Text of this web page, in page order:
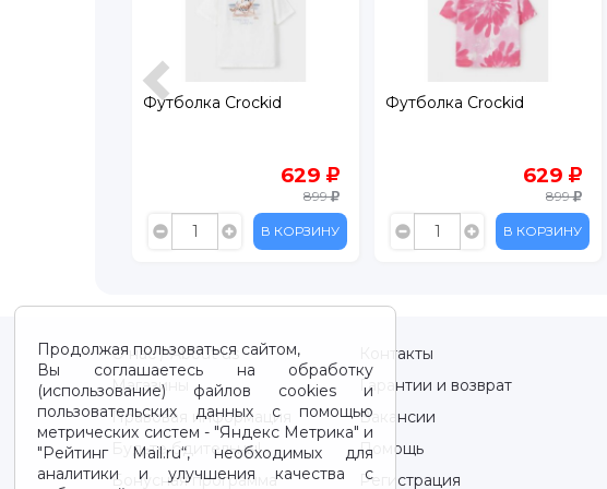
Футболка Crockid
629
899
В КОРЗИНУ
Футболка Crockid
629
899
В КОРЗИНУ
Продолжая пользоваться сайтом,
Вы соглашаетесь на обработку
(использование) файлов cookies и
пользовательских данных с помощью
метрических систем - "Яндекс Метрика" и
"Рейтинг Mail.ru“, необходимых для
аналитики и улучшения качества с
О нас / About us
Контакты
Магазины
Гарантии и возврат
Правовая информация
Вакансии
Будьте бдительны!
Помощь
Бонусная программа
Регистрация